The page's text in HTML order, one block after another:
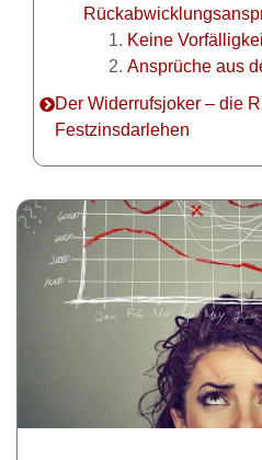
Keine
Ansprüche aus
Der Widerrufsjoker – die
Festzinsdarlehen